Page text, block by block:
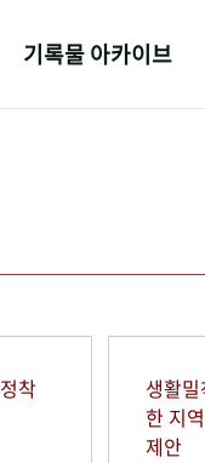
기록물 아카이브
착
생활
한 지
제안